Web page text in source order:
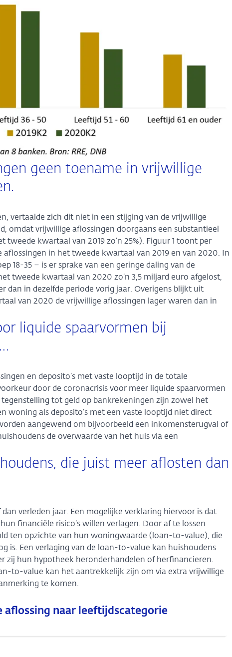
geen toename in vrijwillige
vertaalde zich dit niet in een stijging van de vrijwillige
omdat vrijwillige aflossingen doorgaans een substantieel
tweede kwartaal van 2019 zo’n 25%). Figuur 1 toont per
in het tweede kwartaal van 2019 en van 2020. In
18-35 – is er sprake van een geringe daling van de
tweede kwartaal van 2020 zo’n 3,5 miljard euro afgelost,
dan in dezelfde periode vorig jaar. Overigens blijkt uit
van 2020 de vrijwillige aflossingen lager waren dan in
liquide spaarvormen bij
en deposito’s met vaste looptijd in de totale
door de coronacrisis voor meer liquide spaarvormen
tot geld op bankrekeningen zijn zowel het
woning als deposito’s met een vaste looptijd niet direct
aangewend om bijvoorbeeld een inkomensterugval of
de overwaarde van het huis via een
die juist meer aflosten dan
verleden jaar. Een mogelijke verklaring hiervoor is dat
financiële risico’s willen verlagen. Door af te lossen
ten opzichte van hun woningwaarde (loan-to-value), die
is. Een verlaging van de loan-to-value kan huishoudens
zij hun hypotheek heronderhandelen of herfinancieren.
to-value kan het aantrekkelijk zijn om via extra vrijwillige
te komen.
aflossing naar leeftijdscategorie